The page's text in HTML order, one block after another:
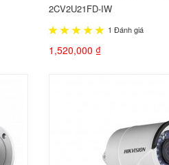
2CV2U21FD-IW
1 Đánh giá
1,520,000 ₫